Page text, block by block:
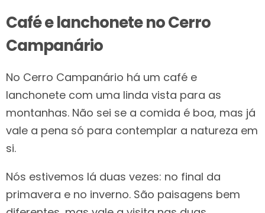
Café e lanchonete no Cerro
Campanário
No Cerro Campanário há um café e
lanchonete com uma linda vista para as
montanhas. Não sei se a comida é boa, mas já
vale a pena só para contemplar a natureza em
si.
Nós estivemos lá duas vezes: no final da
primavera e no inverno. São paisagens bem